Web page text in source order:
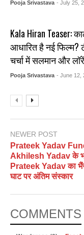
Pooja Srivastava - July 25,
Kala Hiran Teaser:
आधारित है नई फिल्म?
चर्चा में सलमान और
Pooja Srivastava - June 12,
NEWER POST
Prateek Yadav
Akhilesh Yadav के
Prateek Yadav का
घाट पर अंतिम संस्कार
COMMENTS